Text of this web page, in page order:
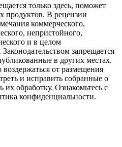
только здесь, поможет
продуктов. В рецензии
коммерческого,
непристойного,
и в целом
запрещается
в других местах.
от размещения
и исправить собранные о
их обработку. Ознакомьтесь с
конфиденциальности.